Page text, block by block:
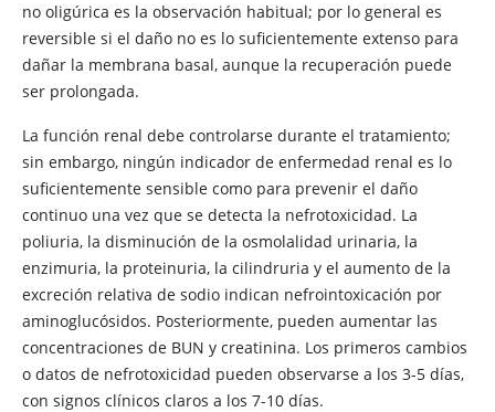
no oligúrica es la observación habitual; por lo general es
reversible si el daño no es lo suficientemente extenso para
dañar la membrana basal, aunque la recuperación puede
ser prolongada.
La función renal debe controlarse durante el tratamiento;
sin embargo, ningún indicador de enfermedad renal es lo
suficientemente sensible como para prevenir el daño
continuo una vez que se detecta la nefrotoxicidad. La
poliuria, la disminución de la osmolalidad urinaria, la
enzimuria, la proteinuria, la cilindruria y el aumento de la
excreción relativa de sodio indican nefrointoxicación por
aminoglucósidos. Posteriormente, pueden aumentar las
concentraciones de BUN y creatinina. Los primeros cambios
o datos de nefrotoxicidad pueden observarse a los 3-5 días,
con signos clínicos claros a los 7-10 días.